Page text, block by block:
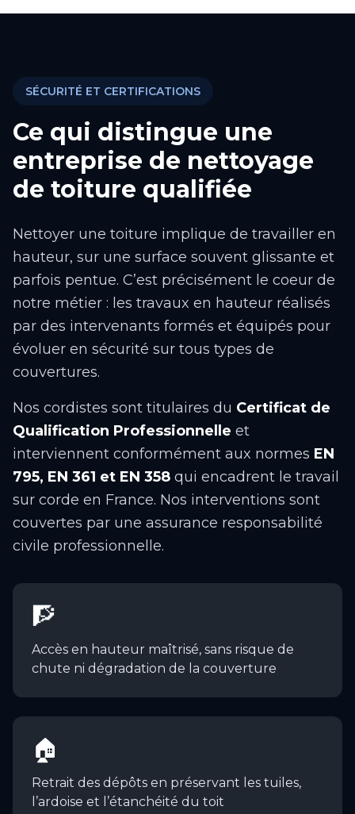
SÉCURITÉ ET CERTIFICATIONS
Ce qui distingue une
entreprise de nettoyage
de toiture qualifiée
Nettoyer une toiture implique de travailler en
hauteur, sur une surface souvent glissante et
parfois pentue. C’est précisément le coeur de
notre métier : les travaux en hauteur réalisés
par des intervenants formés et équipés pour
évoluer en sécurité sur tous types de
couvertures.
Nos cordistes sont titulaires du Certificat de
Qualification Professionnelle et
interviennent conformément aux normes EN
795, EN 361 et EN 358 qui encadrent le travail
sur corde en France. Nos interventions sont
couvertes par une assurance responsabilité
civile professionnelle.
🧗
Accès en hauteur maîtrisé, sans risque de
chute ni dégradation de la couverture
🏠
Retrait des dépôts en préservant les tuiles,
l’ardoise et l’étanchéité du toit